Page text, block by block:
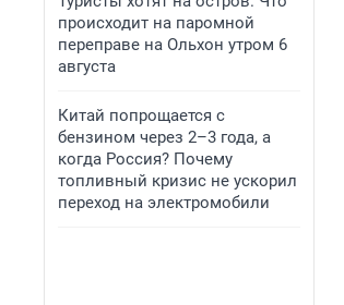
происходит на паромной
переправе на Ольхон утром 6
августа
Китай попрощается с
бензином через 2–3 года, а
когда Россия? Почему
топливный кризис не ускорил
переход на электромобили